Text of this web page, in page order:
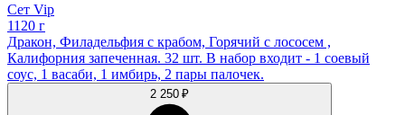
Сет Vip
1120 г
Дракон, Филадельфия с крабом, Горячий с лососем ,
Калифорния запеченная. 32 шт. В набор входит - 1 соевый
соус, 1 васаби, 1 имбирь, 2 пары палочек.
2 250 ₽